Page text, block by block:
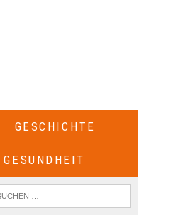
GESCHICHTE
GESUNDHEIT